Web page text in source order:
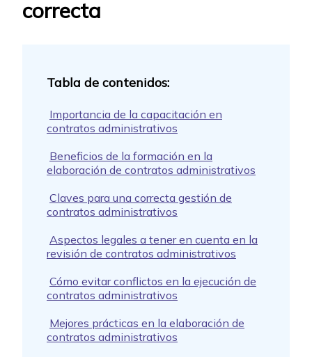
correcta
Importancia de la capacitación en
contratos administrativos
Beneficios de la formación en la
elaboración de contratos administrativos
Claves para una correcta gestión de
contratos administrativos
Aspectos legales a tener en cuenta en la
revisión de contratos administrativos
Cómo evitar conflictos en la ejecución de
contratos administrativos
Mejores prácticas en la elaboración de
contratos administrativos